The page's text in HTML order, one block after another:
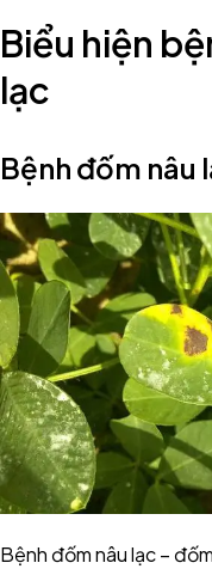
Biểu hiện
lạc
Bệnh đốm nâu
Bệnh đốm nâu lạc –